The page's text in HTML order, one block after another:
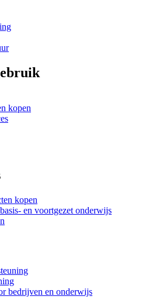
kopen
kopen
en voortgezet onderwijs
bedrijven en onderwijs